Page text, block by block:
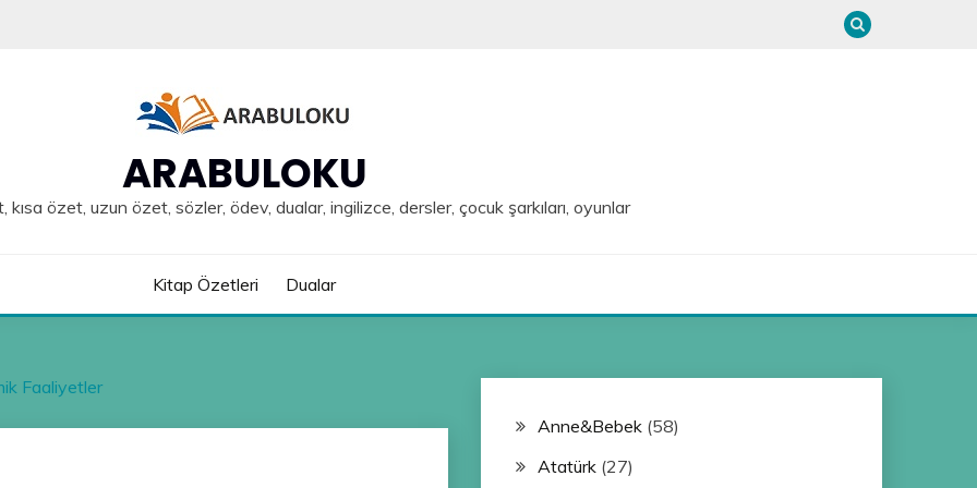
ARABULOKU
özet, uzun özet, sözler, ödev, dualar, ingilizce, dersler, çocuk şarkıları, oyunlar
Kitap Özetleri Dualar
Faaliyetler
Anne&Bebek(58)
Atatürk(27)